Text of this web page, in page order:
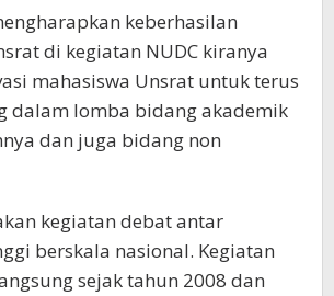
keberhasilan
di kegiatan NUDC kiranya
mahasiswa Unsrat untuk terus
dalam lomba bidang akademik
dan juga bidang non
kegiatan debat antar
berskala nasional. Kegiatan
sejak tahun 2008 dan